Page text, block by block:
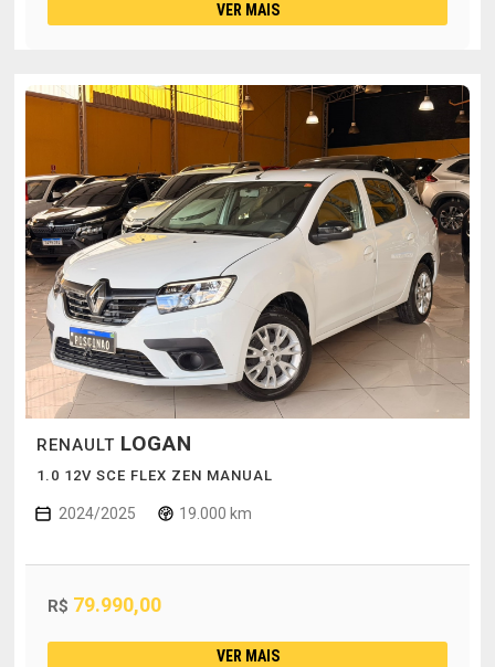
VER MAIS
RENAULT LOGAN
1.0 12V SCE FLEX ZEN MANUAL
2024/2025 19.000 km
R$ 79.990,00
VER MAIS